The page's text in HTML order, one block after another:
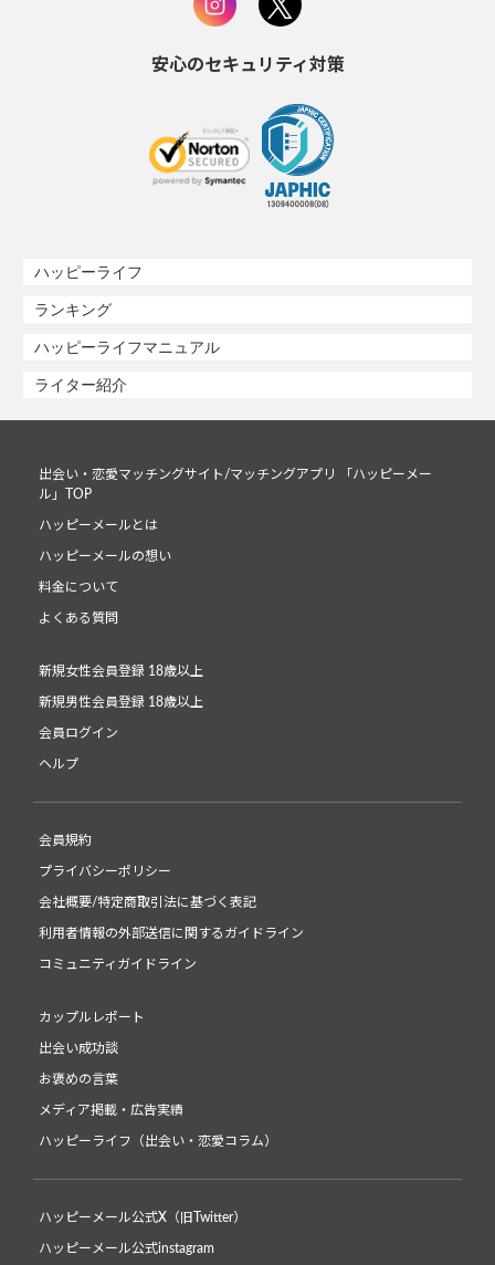
安心のセキュリティ対策
ハッピーライフ
ランキング
ハッピーライフマニュアル
ライター紹介
出会い・恋愛マッチングサイト/マッチングアプリ 「ハッピーメー
ル」TOP
ハッピーメールとは
ハッピーメールの想い
料金について
よくある質問
新規女性会員登録 18歳以上
新規男性会員登録 18歳以上
会員ログイン
ヘルプ
会員規約
プライバシーポリシー
会社概要/特定商取引法に基づく表記
利用者情報の外部送信に関するガイドライン
コミュニティガイドライン
カップルレポート
出会い成功談
お褒めの言葉
メディア掲載・広告実績
ハッピーライフ（出会い・恋愛コラム）
ハッピーメール公式X（旧Twitter）
ハッピーメール公式instagram